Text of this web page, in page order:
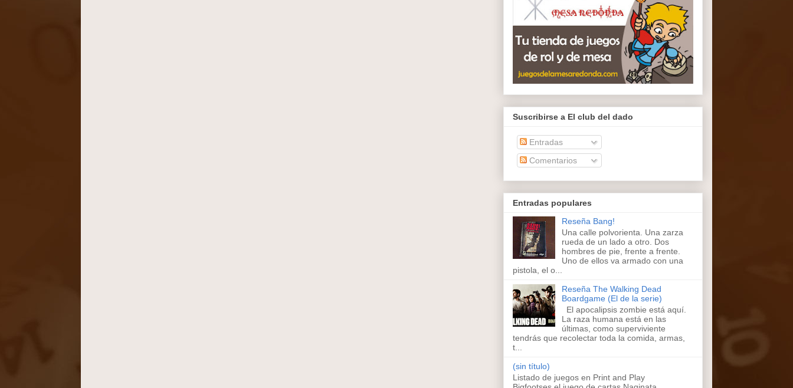
Suscribirse a El club del dado
Entradas
Comentarios
Entradas populares
Reseña Bang!
Una calle polvorienta. Una zarza
rueda de un lado a otro. Dos
hombres de pie, frente a frente.
Uno de ellos va armado con una
pistola, el o...
Reseña The Walking Dead
Boardgame (El de la serie)
El apocalipsis zombie está aquí.
La raza humana está en las
últimas, como superviviente
tendrás que recolectar toda la comida, armas,
t...
(sin título)
Listado de juegos en Print and Play